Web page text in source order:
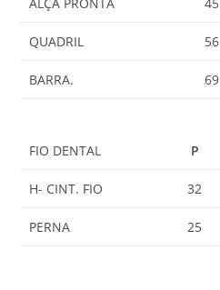
QUADRIL 56
BARRA. 69
FIO DENTAL P
H- CINT. FIO 32
PERNA 25